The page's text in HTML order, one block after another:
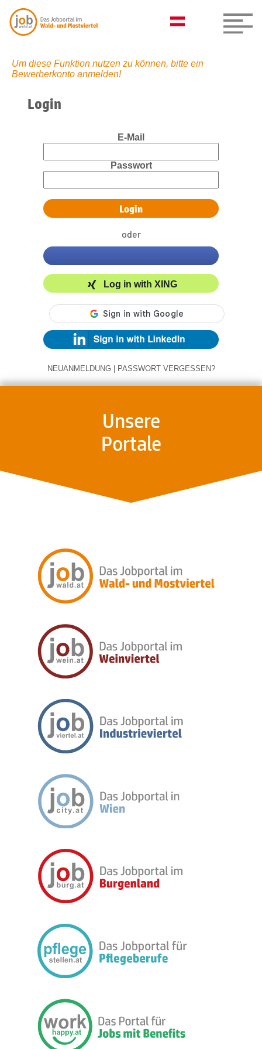
Um diese Funktion nutzen zu können, bitte ein
Bewerberkonto anmelden!
Login
E-Mail
Passwort
oder
Log in with XING
NEUANMELDUNG | PASSWORT VERGESSEN?
Unsere
Portale